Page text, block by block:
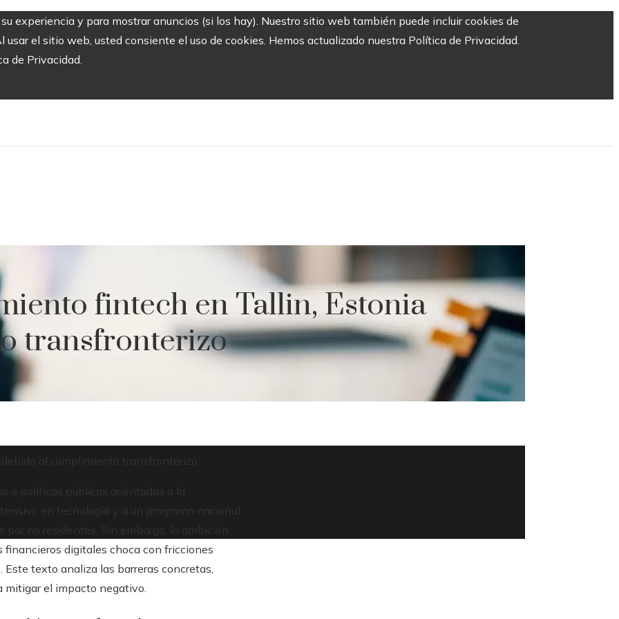
experiencia y para mostrar anuncios (si los hay). Nuestro sitio web también puede incluir cookies de
el sitio web, usted consiente el uso de cookies. Hemos actualizado nuestra Política de Privacidad.
de Privacidad.
fintech en Tallin, Estonia
transfronterizo
al cumplimiento transfronterizo
a políticas públicas orientadas a la
en tecnología y a un programa nacional
no residentes. Sin embargo, la ambición
digitales choca con fricciones
texto analiza las barreras concretas,
mitigar el impacto negativo.